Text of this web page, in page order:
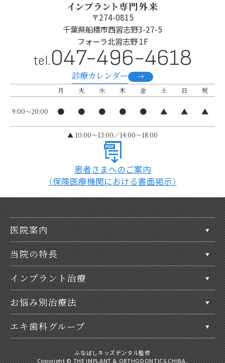
〒274-0815
千葉県船橋市西習志野3-27-5
フォーラ北習志野 1F
tel.047-496-4618
診療カレンダー
月 火 水 木 金 土 日 祝
9:00～20:00 ● ● ● ● ● ▲ ▲ ▲
▲ 10:00〜13:00／14:00～18:00
患者さまへのご案内
（保険医療機関における書面掲示）
医院案内
当院の特長
インプラント治療
お悩み別治療法
エキ歯科グループ
ふなばしキッズデンタル監修
Copyright © THE IMPLANT & ORTHODONTICS CHIBA,